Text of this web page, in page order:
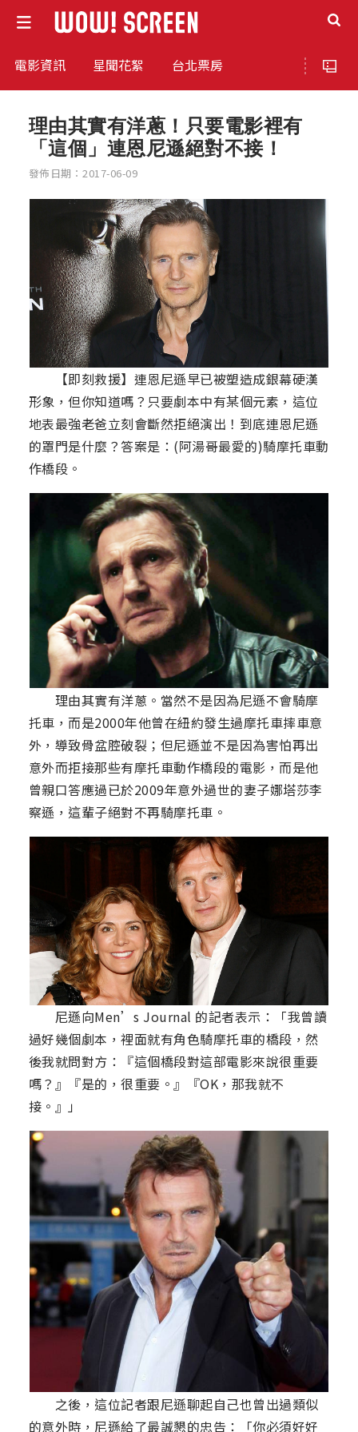
電影資訊 星聞花絮 台北票房
理由其實有洋蔥！只要電影裡有
「這個」連恩尼遜絕對不接！
發佈日期：2017-06-09
【即刻救援】連恩尼遜早已被塑造成銀幕硬漢
形象，但你知道嗎？只要劇本中有某個元素，這位
地表最強老爸立刻會斷然拒絕演出！到底連恩尼遜
的罩門是什麼？答案是：(阿湯哥最愛的)騎摩托車動
作橋段。
理由其實有洋蔥。當然不是因為尼遜不會騎摩
托車，而是2000年他曾在紐約發生過摩托車摔車意
外，導致骨盆腔破裂；但尼遜並不是因為害怕再出
意外而拒接那些有摩托車動作橋段的電影，而是他
曾親口答應過已於2009年意外過世的妻子娜塔莎李
察遜，這輩子絕對不再騎摩托車。
尼遜向Men’s Journal 的記者表示：「我曾讀
過好幾個劇本，裡面就有角色騎摩托車的橋段，然
後我就問對方：『這個橋段對這部電影來說很重要
嗎？』『是的，很重要。』『OK，那我就不
接。』」
之後，這位記者跟尼遜聊起自己也曾出過類似
的意外時，尼遜給了最誠懇的忠告：「你必須好好